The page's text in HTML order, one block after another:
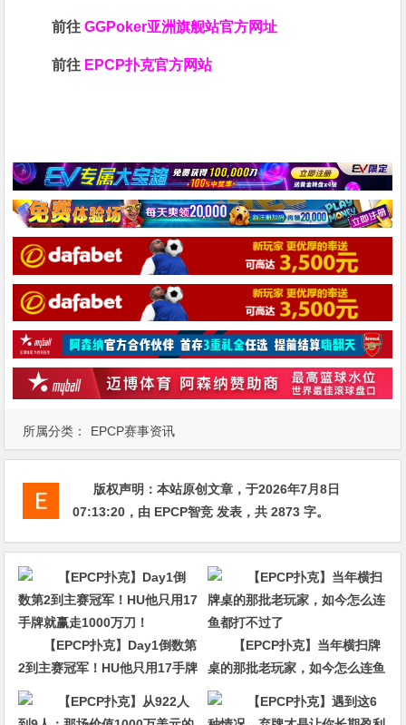
所属分类： EPCP赛事资讯
前往GGPoker亚洲旗舰站官方网址
前往 EPCP扑克官方网站
版权声明：本站原创文章，于2026年7月8日
07:13:20 ，由 EPCP智竞 发表，共 2873 字。
【EPCP扑克】Day1倒数第
2到主赛冠军！HU他只用17手牌
就赢走1000万刀！
【EPCP扑克】当年横扫牌
桌的那批老玩家，如今怎么连鱼
都打不过了